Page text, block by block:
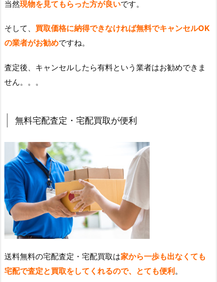
当然現物を見てもらった方が良いです。
そして、 買取価格に納得できなければ無料でキャンセルOK
の業者がお勧めですね。
査定後、キャンセルしたら有料という業者はお勧めできま
せん。。。
無料宅配査定・宅配買取が便利
送料無料の宅配査定・宅配買取は家から一歩も出なくても
宅配で査定と買取をしてくれるので、とても便利。